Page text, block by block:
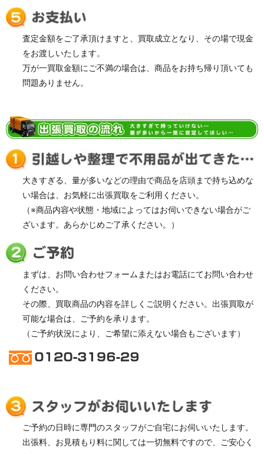
査定金額をご了承頂けますと、買取成立となり、その場で現金
をお渡しいたします。
万が一買取金額にご不満の場合は、商品をお持ち帰り頂いても
問題ありません。
大きすぎる、量が多いなどの理由で商品を店頭まで持ち込めな
い場合は、お気軽に出張買取をご利用ください。
（※商品内容や状態・地域によってはお伺いできない場合がご
ざいます。あらかじめご了承ください。）
まずは、お問い合わせフォームまたはお電話にてお問い合わせ
ください。
その際、買取商品の内容を詳しくご説明ください。出張買取が
可能な場合は、ご予約を承ります。
（ご予約状況により、ご希望に添えない場合もございます）
ご予約の日時に専門のスタッフがご自宅にお伺いいたします。
出張料、お見積もり料に関しては一切無料ですので、ご安心く